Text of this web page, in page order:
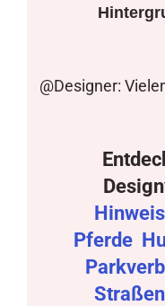
@Designer:
Pferde